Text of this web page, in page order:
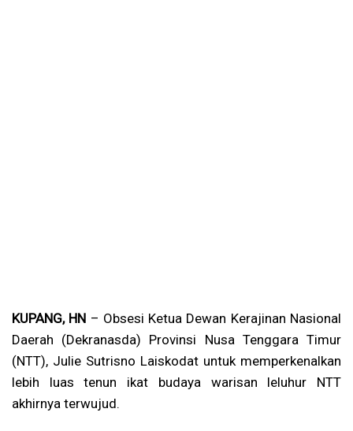
KUPANG, HN – Obsesi Ketua Dewan Kerajinan Nasional
Daerah (Dekranasda) Provinsi Nusa Tenggara Timur
(NTT), Julie Sutrisno Laiskodat untuk memperkenalkan
lebih luas tenun ikat budaya warisan leluhur NTT
akhirnya terwujud.